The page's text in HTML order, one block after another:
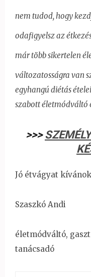
nem tudod, hogy
odafigyelsz az
már több sikertelen
változatosságra van
egyhangú diétás
szabott életmódváltó
>>>
Jó étvágyat
Szaszkó Andi
életmódváltó,
tanácsadó